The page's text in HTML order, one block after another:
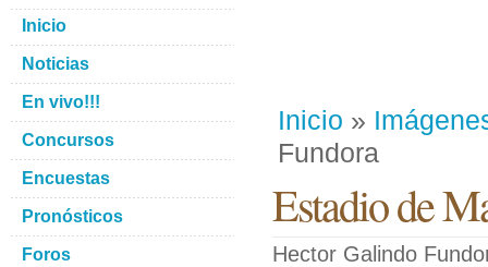
Inicio »
Fundora
Estadio de
Hector Galindo
Inicio
Noticias
En vivo!!!
Concursos
Encuestas
Pronósticos
Foros